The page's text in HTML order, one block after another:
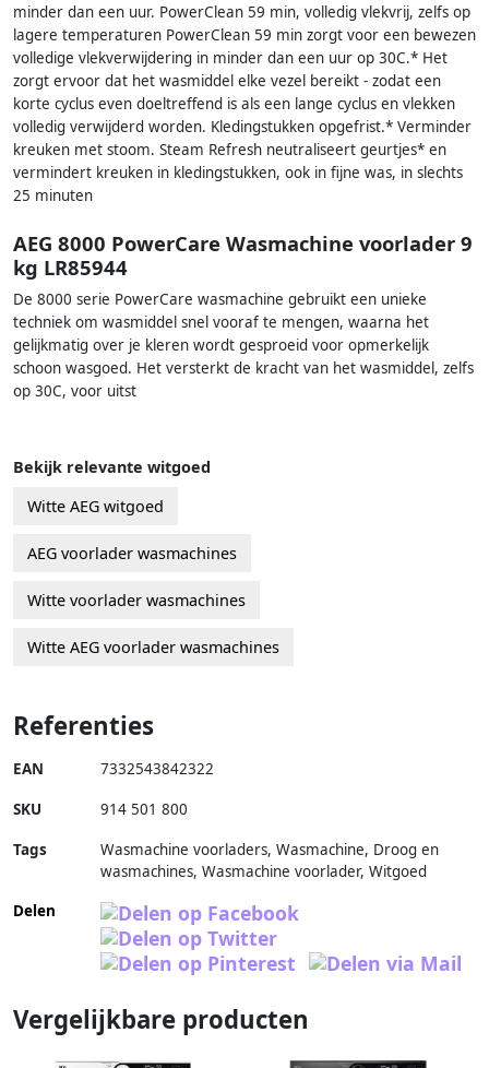
minder dan een uur. PowerClean 59 min, volledig vlekvrij, zelfs op
lagere temperaturen PowerClean 59 min zorgt voor een bewezen
volledige vlekverwijdering in minder dan een uur op 30C.* Het
zorgt ervoor dat het wasmiddel elke vezel bereikt - zodat een
korte cyclus even doeltreffend is als een lange cyclus en vlekken
volledig verwijderd worden. Kledingstukken opgefrist.* Verminder
kreuken met stoom. Steam Refresh neutraliseert geurtjes* en
vermindert kreuken in kledingstukken, ook in fijne was, in slechts
25 minuten
AEG 8000 PowerCare Wasmachine voorlader 9
kg LR85944
De 8000 serie PowerCare wasmachine gebruikt een unieke
techniek om wasmiddel snel vooraf te mengen, waarna het
gelijkmatig over je kleren wordt gesproeid voor opmerkelijk
schoon wasgoed. Het versterkt de kracht van het wasmiddel, zelfs
op 30C, voor uitst
Bekijk relevante witgoed
Witte AEG witgoed
AEG voorlader wasmachines
Witte voorlader wasmachines
Witte AEG voorlader wasmachines
Referenties
EAN 7332543842322
SKU 914 501 800
Tags
Wasmachine voorladers, Wasmachine, Droog en
wasmachines, Wasmachine voorlader, Witgoed
Delen
Vergelijkbare producten